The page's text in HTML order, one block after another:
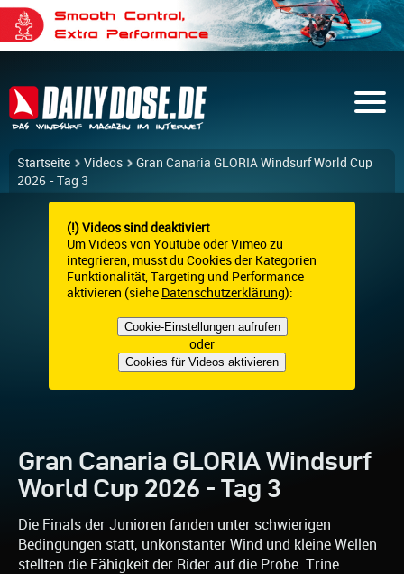
Startseite Videos
Gran Canaria GLORIA Windsurf World Cup
2026 - Tag 3
(!) Videos sind deaktiviert
Um Videos von Youtube oder Vimeo zu
integrieren, musst du Cookies der Kategorien
Funktionalität, Targeting und Performance
aktivieren (siehe Datenschutzerklärung):
Cookie-Einstellungen aufrufen
oder
Cookies für Videos aktivieren
Gran Canaria GLORIA Windsurf
World Cup 2026 - Tag 3
Die Finals der Junioren fanden unter schwierigen
Bedingungen statt, unkonstanter Wind und kleine Wellen
stellten die Fähigkeit der Rider auf die Probe. Trine